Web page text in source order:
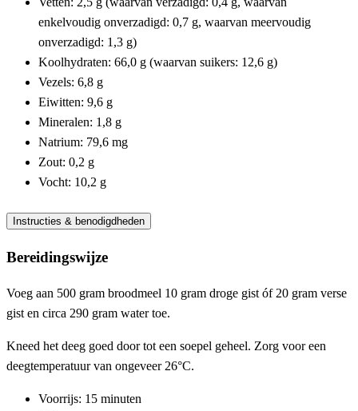
enkelvoudig onverzadigd: 0,7 g, waarvan meervoudig
onverzadigd: 1,3 g)
Koolhydraten: 66,0 g (waarvan suikers: 12,6 g)
Vezels: 6,8 g
Eiwitten: 9,6 g
Mineralen: 1,8 g
Natrium: 79,6 mg
Zout: 0,2 g
Vocht: 10,2 g
Instructies & benodigdheden
Bereidingswijze
Voeg aan 500 gram broodmeel 10 gram droge gist óf 20 gram verse
gist en circa 290 gram water toe.
Kneed het deeg goed door tot een soepel geheel. Zorg voor een
deegtemperatuur van ongeveer 26°C.
Voorrijs: 15 minuten